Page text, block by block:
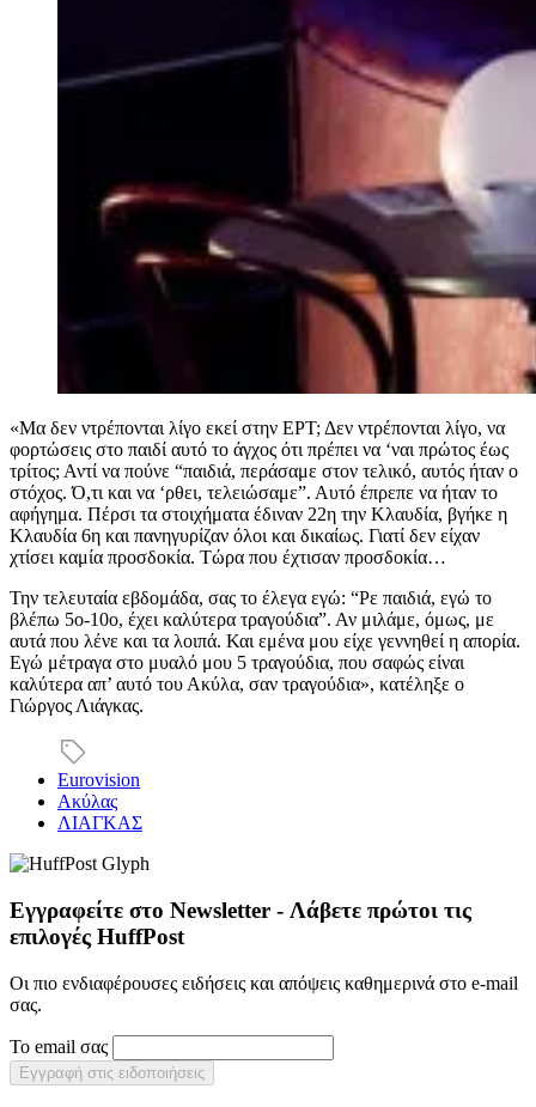
«Μα δεν ντρέπονται λίγο εκεί στην ΕΡΤ; Δεν ντρέπονται λίγο, να
φορτώσεις στο παιδί αυτό το άγχος ότι πρέπει να ‘ναι πρώτος έως
τρίτος; Αντί να πούνε “παιδιά, περάσαμε στον τελικό, αυτός ήταν ο
στόχος. Ό,τι και να ‘ρθει, τελειώσαμε”. Αυτό έπρεπε να ήταν το
αφήγημα. Πέρσι τα στοιχήματα έδιναν 22η την Κλαυδία, βγήκε η
Κλαυδία 6η και πανηγυρίζαν όλοι και δικαίως. Γιατί δεν είχαν
χτίσει καμία προσδοκία. Τώρα που έχτισαν προσδοκία…
Την τελευταία εβδομάδα, σας το έλεγα εγώ: “Ρε παιδιά, εγώ το
βλέπω 5ο-10ο, έχει καλύτερα τραγούδια”. Αν μιλάμε, όμως, με
αυτά που λένε και τα λοιπά. Και εμένα μου είχε γεννηθεί η απορία.
Εγώ μέτραγα στο μυαλό μου 5 τραγούδια, που σαφώς είναι
καλύτερα απ’ αυτό του Ακύλα, σαν τραγούδια», κατέληξε ο
Γιώργος Λιάγκας.
Eurovision
Ακύλας
ΛΙΑΓΚΑΣ
Εγγραφείτε στο Newsletter - Λάβετε πρώτοι τις
επιλογές HuffPost
Οι πιο ενδιαφέρουσες ειδήσεις και απόψεις καθημερινά στο e-mail
σας.
Το email σας
Εγγραφή στις ειδοποιήσεις